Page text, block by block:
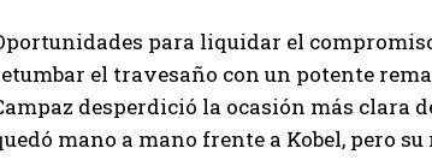
para liquidar el
el travesaño con un potente
desperdició la ocasión más clara
mano a mano frente a Kobel, pero